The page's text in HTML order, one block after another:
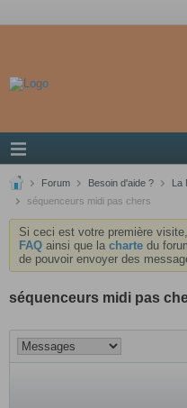
Forum Besoin d'aide ? La
séquenceurs midi pas chers
Si ceci est votre première
FAQ ainsi que la charte du
de pouvoir envoyer des
séquenceurs midi pas